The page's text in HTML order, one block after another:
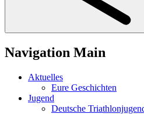
Navigation Main
Aktuelles
Eure Geschichten
Jugend
Deutsche